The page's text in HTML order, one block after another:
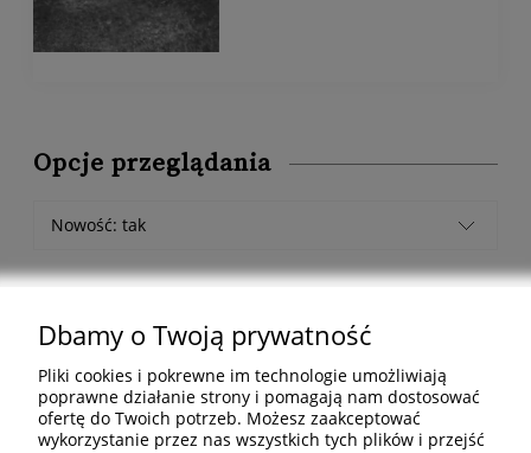
Opcje przeglądania
Nowość: tak
Pomoc
Informacje
Dbamy o Twoją prywatność
Pliki cookies i pokrewne im technologie umożliwiają
poprawne działanie strony i pomagają nam dostosować
ofertę do Twoich potrzeb. Możesz zaakceptować
wykorzystanie przez nas wszystkich tych plików i przejść